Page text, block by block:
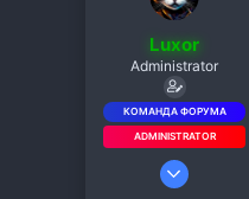
Luxor
Administrator
КОМАНДА ФОРУМА
ADMINISTRATOR
5 Июл 2019